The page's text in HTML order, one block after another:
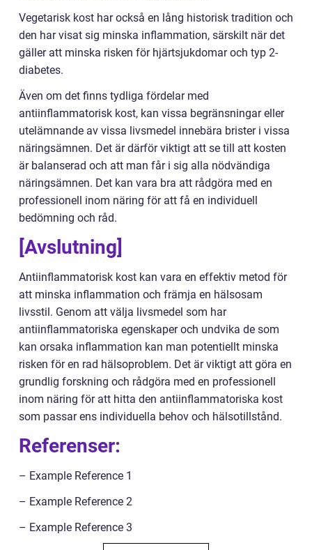
Vegetarisk kost har också en lång historisk tradition och
den har visat sig minska inflammation, särskilt när det
gäller att minska risken för hjärtsjukdomar och typ 2-
diabetes.
Även om det finns tydliga fördelar med
antiinflammatorisk kost, kan vissa begränsningar eller
utelämnande av vissa livsmedel innebära brister i vissa
näringsämnen. Det är därför viktigt att se till att kosten
är balanserad och att man får i sig alla nödvändiga
näringsämnen. Det kan vara bra att rådgöra med en
professionell inom näring för att få en individuell
bedömning och råd.
[Avslutning]
Antiinflammatorisk kost kan vara en effektiv metod för
att minska inflammation och främja en hälsosam
livsstil. Genom att välja livsmedel som har
antiinflammatoriska egenskaper och undvika de som
kan orsaka inflammation kan man potentiellt minska
risken för en rad hälsoproblem. Det är viktigt att göra en
grundlig forskning och rådgöra med en professionell
inom näring för att hitta den antiinflammatoriska kost
som passar ens individuella behov och hälsotillstånd.
Referenser:
– Example Reference 1
– Example Reference 2
– Example Reference 3